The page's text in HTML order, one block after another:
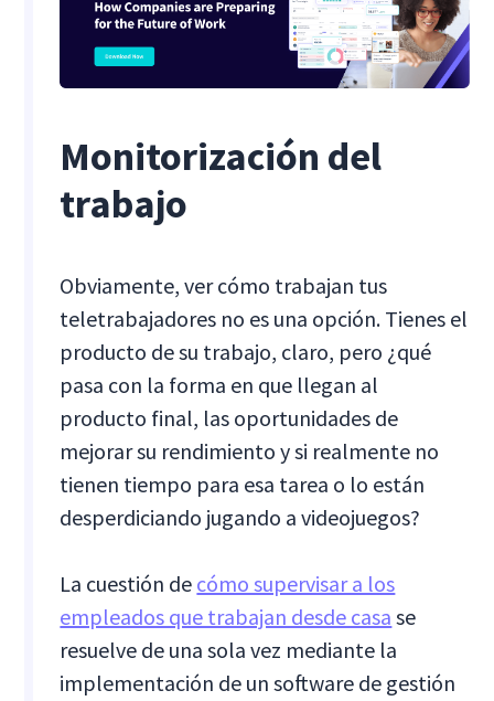
Monitorización del
trabajo
Obviamente, ver cómo trabajan tus
teletrabajadores no es una opción. Tienes el
producto de su trabajo, claro, pero ¿qué
pasa con la forma en que llegan al
producto final, las oportunidades de
mejorar su rendimiento y si realmente no
tienen tiempo para esa tarea o lo están
desperdiciando jugando a videojuegos?
La cuestión de cómo supervisar a los
empleados que trabajan desde casa se
resuelve de una sola vez mediante la
implementación de un software de gestión